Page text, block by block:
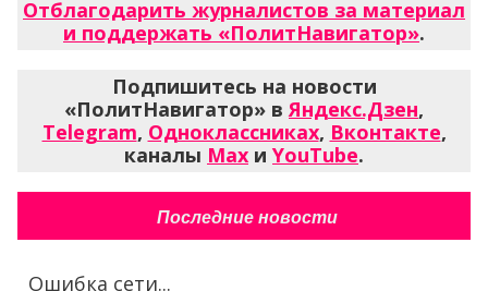
«ПолитНавигатор» вЯндекс.Дзен,
Telegram,Одноклассниках,Вконтакте,
каналыMaxиYouTube.
Последние новости